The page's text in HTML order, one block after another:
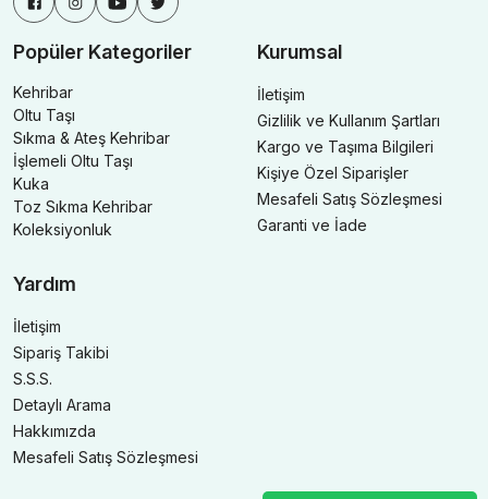
Popüler Kategoriler
Kehribar
Oltu Taşı
Sıkma & Ateş Kehribar
İşlemeli Oltu Taşı
Kuka
Toz Sıkma Kehribar
Koleksiyonluk
Kurumsal
İletişim
Gizlilik ve Kullanım Şartları
Kargo ve Taşıma Bilgileri
Kişiye Özel Siparişler
Mesafeli Satış Sözleşmesi
Garanti ve İade
Yardım
İletişim
Sipariş Takibi
S.S.S.
Detaylı Arama
Hakkımızda
Mesafeli Satış Sözleşmesi